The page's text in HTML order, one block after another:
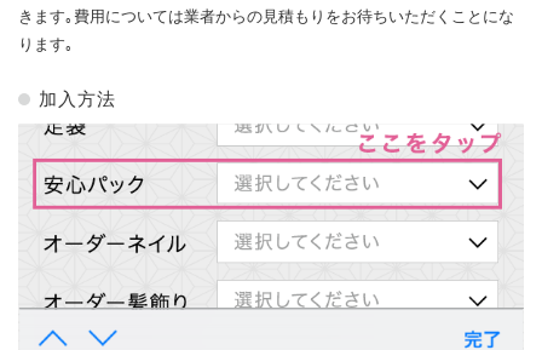
きます｡費用については業者からの見積もりをお待ちいただくことにな
ります｡
加入方法